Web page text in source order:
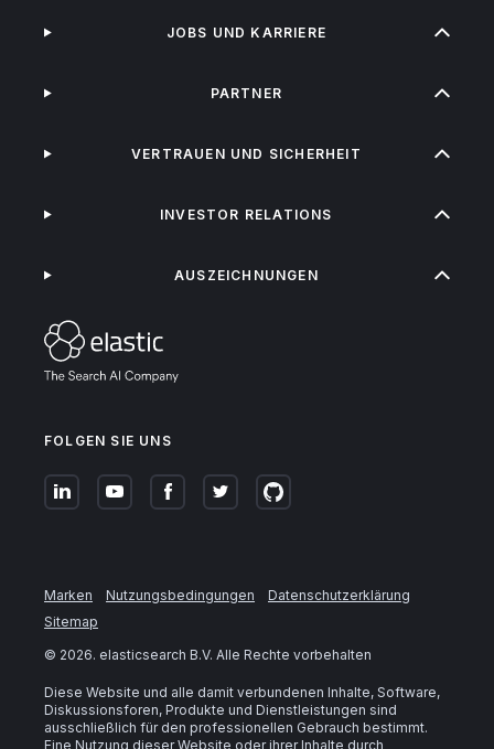
FOLGEN SIE UNS
JOBS UND KARRIERE
PARTNER
VERTRAUEN UND SICHERHEIT
INVESTOR RELATIONS
AUSZEICHNUNGEN
Marken Nutzungsbedingungen
Datenschutzerklärung
Sitemap
© 2026. elasticsearch B.V. Alle Rechte vorbehalten
Diese Website und alle damit verbundenen Inhalte, Software,
Diskussionsforen, Produkte und Dienstleistungen sind
ausschließlich für den professionellen Gebrauch bestimmt.
Eine Nutzung dieser Website oder ihrer Inhalte durch